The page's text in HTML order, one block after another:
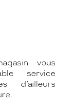
vous
service
d’ailleurs